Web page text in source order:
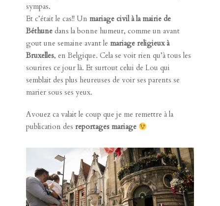
sympas.
Et c’était le cas!! Un mariage civil à la mairie de
Béthunedans la bonne humeur, comme un avant
gout une semaine avant le mariage religieux à
Bruxelles, en Belgique. Cela se voit rien qu’à tous les
sourires ce jour là. Et surtout celui de Lou qui
semblait des plus heureuses de voir ses parents se
marier sous ses yeux.
Avouez ca valait le coup que je me remettre à la
publication des reportages mariage